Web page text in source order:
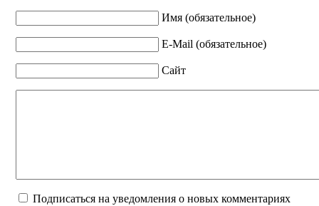
Имя (обязательное)
E-Mail (обязательное)
Сайт
Подписаться на уведомления о новых комментариях